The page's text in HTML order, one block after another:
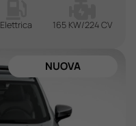
Elettrica 165 KW/224 CV
NUOVA